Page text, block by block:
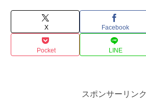
X Facebook
Pocket LINE
スポンサーリンク